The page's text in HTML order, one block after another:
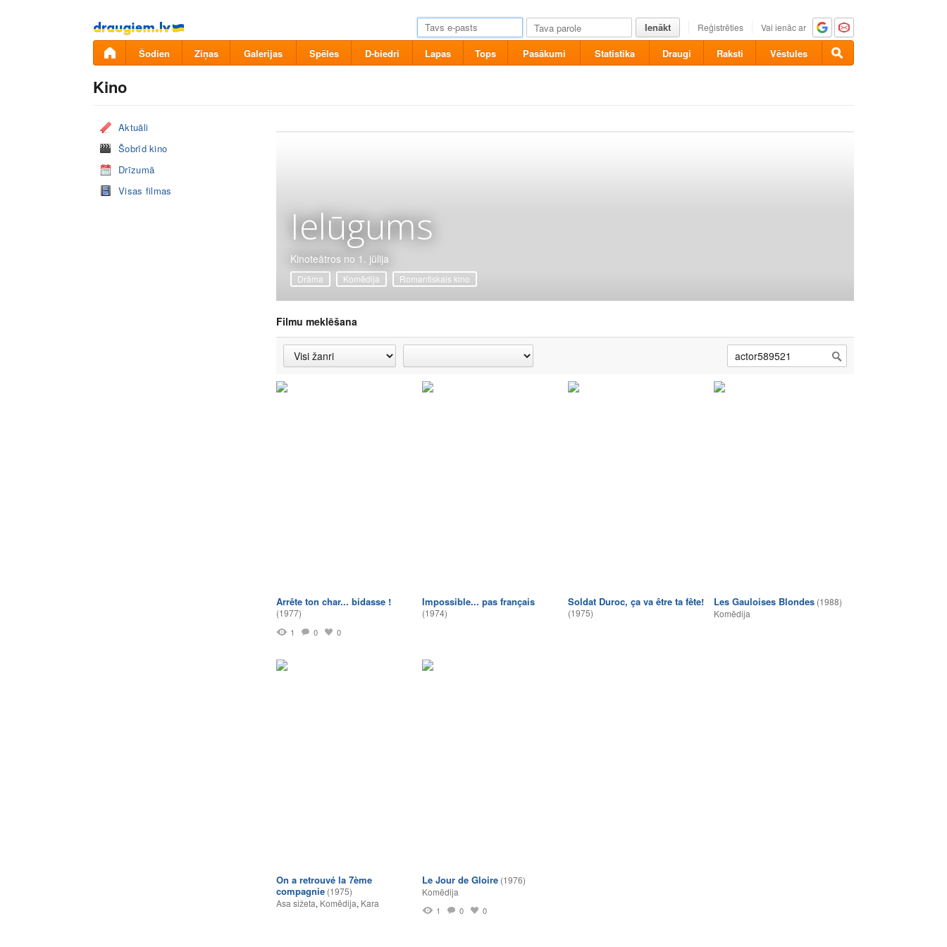
Pāriet
uz
saturu
Ienākt Reģistrēties Vai ienāc ar
Šodien Ziņas Galerijas Spēles D-biedri Lapas Tops Pasākumi Statistika Draugi Raksti Vēstules
Kino
Aktuāli
Šobrīd kino
Drīzumā
Visas filmas
Ielūgums
Kinoteātros no 1. jūlija
Drāma Komēdija Romantiskais kino
Filmu meklēšana
Arrête ton char... bidasse !
(1977)
1 0 0
Impossible... pas français
(1974)
Soldat Duroc, ça va être ta fête!
(1975)
Les Gauloises Blondes (1988)
Komēdija
On a retrouvé la 7ème
compagnie (1975)
Asa sižeta, Komēdija, Kara
Le Jour de Gloire (1976)
Komēdija
1 0 0